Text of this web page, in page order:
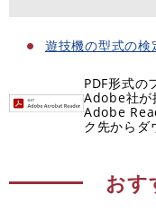
遊技機の型式の検
PDF形式の
Adobe社が
Adobe
ク先からダ
おす